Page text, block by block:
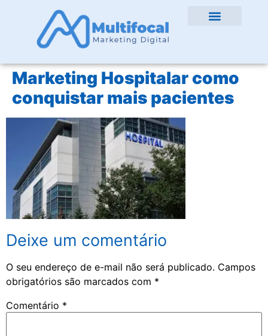
Marketing Hospitalar como
conquistar mais pacientes
Deixe um comentário
O seu endereço de e-mail não será publicado. Campos
obrigatórios são marcados com *
Comentário *